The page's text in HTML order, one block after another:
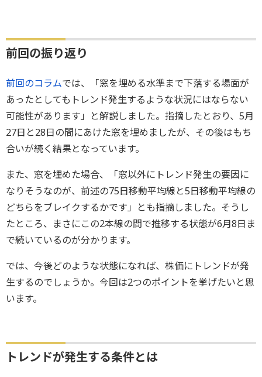
前回の振り返り
前回のコラムでは、「窓を埋める水準まで下落する場面が
あったとしてもトレンド発生するような状況にはならない
可能性があります」と解説しました。指摘したとおり、5月
27日と28日の間にあけた窓を埋めましたが、その後はもち
合いが続く結果となっています。
また、窓を埋めた場合、「窓以外にトレンド発生の要因に
なりそうなのが、前述の75日移動平均線と5日移動平均線の
どちらをブレイクするかです」とも指摘しました。そうし
たところ、まさにこの2本線の間で推移する状態が6月8日ま
で続いているのが分かります。
では、今後どのような状態になれば、株価にトレンドが発
生するのでしょうか。今回は2つのポイントを挙げたいと思
います。
トレンドが発生する条件とは